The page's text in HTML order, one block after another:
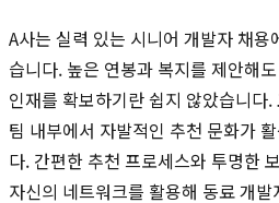
A사는 실력 있는 시니어 개발자 채
습니다. 높은 연봉과 복지를 제안해
인재를 확보하기란 쉽지 않았습니다.
팀 내부에서 자발적인 추천 문화가
다. 간편한 추천 프로세스와 투명한
자신의 네트워크를 활용해 동료 개